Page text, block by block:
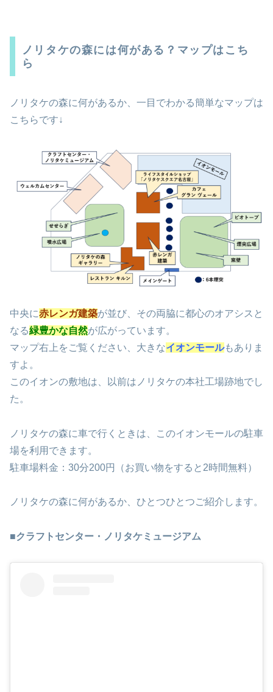
ノリタケの森には何がある？マップはこち
ら
ノリタケの森に何があるか、一目でわかる簡単なマップは
こちらです↓
中央に赤レンガ建築が並び、その両脇に都心のオアシスと
なる緑豊かな自然が広がっています。
マップ右上をご覧ください、大きなイオンモールもありま
すよ。
このイオンの敷地は、以前はノリタケの本社工場跡地でし
た。
ノリタケの森に車で行くときは、このイオンモールの駐車
場を利用できます。
駐車場料金：30分200円（お買い物をすると2時間無料）
ノリタケの森に何があるか、ひとつひとつご紹介します。
■クラフトセンター・ノリタケミュージアム